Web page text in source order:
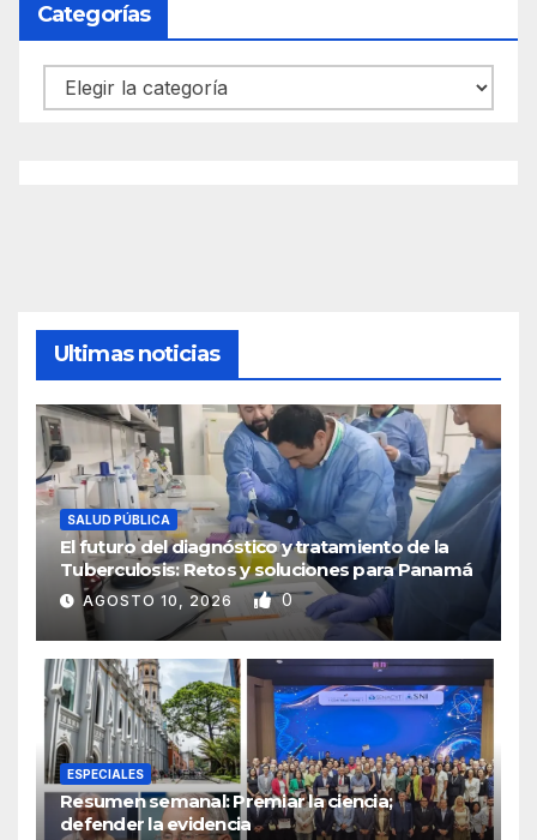
Categorías
Categorías
Ultimas noticias
SALUD PÚBLICA
El futuro del diagnóstico y tratamiento de la
Tuberculosis: Retos y soluciones para Panamá
AGOSTO 10, 2026 0
ESPECIALES
Resumen semanal: Premiar la ciencia;
defender la evidencia